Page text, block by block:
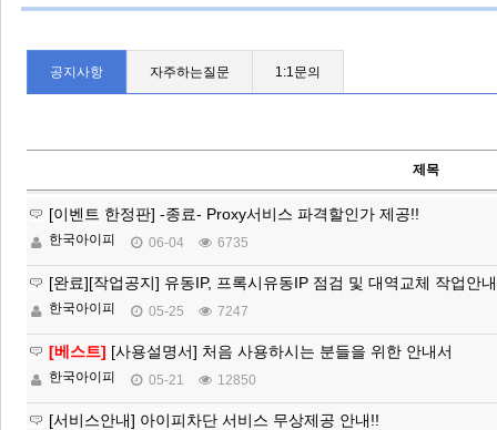
공지사항 자주하는질문 1:1문의
제목
[이벤트 한정판] -종료- Proxy서비스 파격할인가 제공!!
한국아이피 06-04 6735
[완료][작업공지] 유동IP, 프록시유동IP 점검 및 대역교체 작업안내
한국아이피 05-25 7247
[베스트] [사용설명서] 처음 사용하시는 분들을 위한 안내서
한국아이피 05-21 12850
[서비스안내] 아이피차단 서비스 무상제공 안내!!